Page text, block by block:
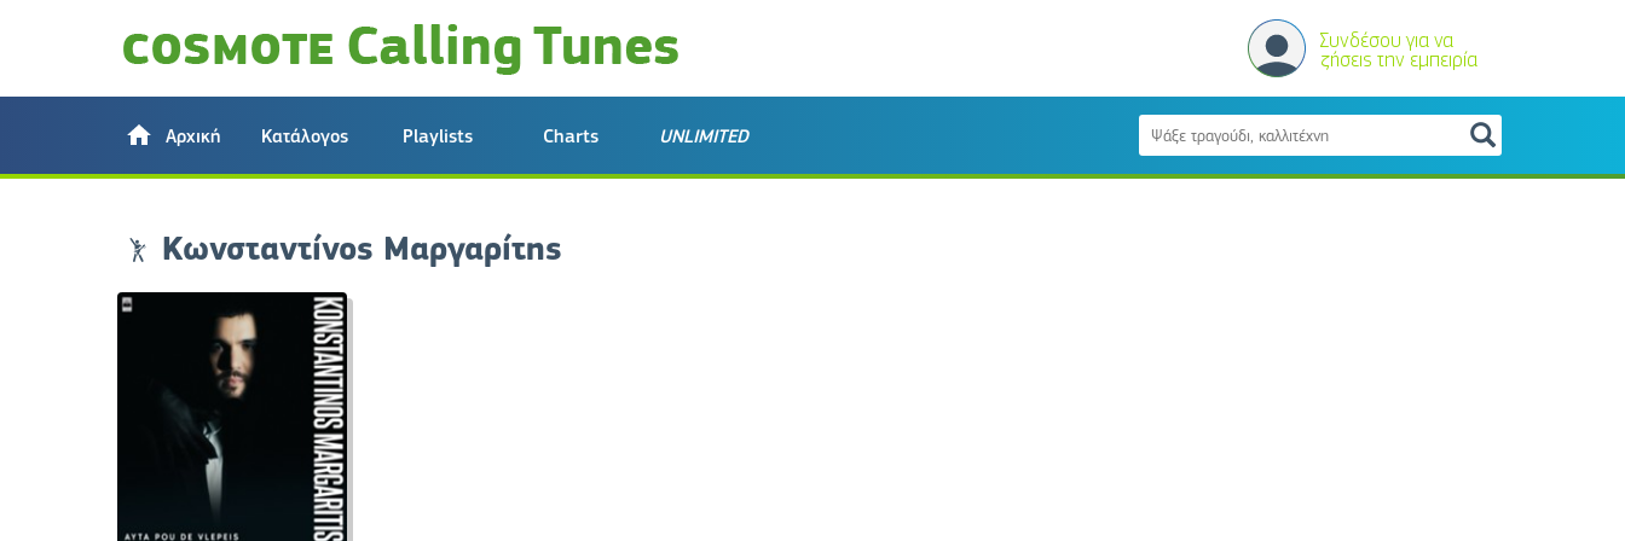
Συνδέσου για να
ζήσεις την εμπειρία
Αρχική Κατάλογος Playlists Charts UNLIMITED
Κωνσταντίνος Μαργαρίτης